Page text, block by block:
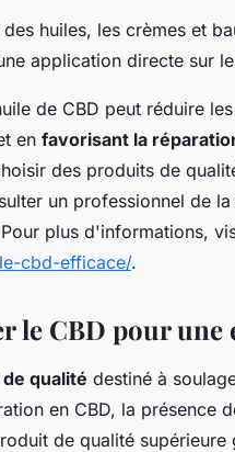
des huiles, les crèmes et
application directe sur
de CBD peut réduire
en favorisant la
des produits de
un professionnel de
plus d'informations,
cbd-efficace/.
le CBD pour
qualité destiné à
en CBD, la présence
de qualité